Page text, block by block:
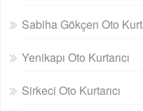
Sabiha Gökçen Oto
Yenikapı Oto Kurtarıcı
Sirkeci Oto Kurtarıcı